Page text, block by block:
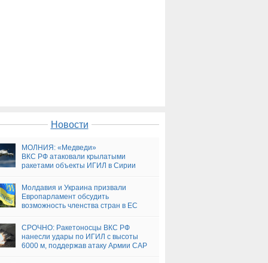
Новости
МОЛНИЯ: «Медведи»
ВКС РФ атаковали крылатыми
ракетами объекты ИГИЛ в Сирии
Молдавия и Украина призвали
Европарламент обсудить
возможность членства стран в ЕС
СРОЧНО: Ракетоносцы ВКС РФ
нанесли удары по ИГИЛ с высоты
6000 м, поддержав атаку Армии САР